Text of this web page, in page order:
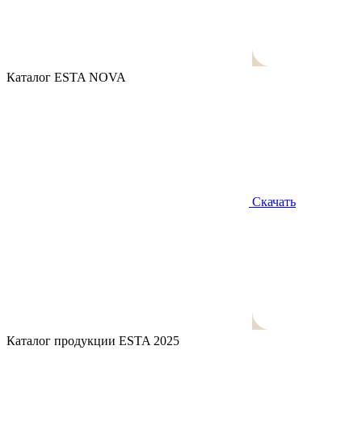
Каталог ESTA NOVA
Скачать
Каталог продукции ESTA 2025